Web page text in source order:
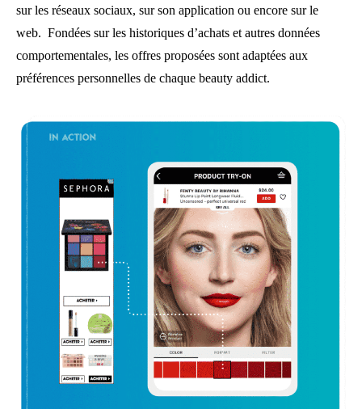
sur les réseaux sociaux, sur son application ou encore sur le
web. Fondées sur les historiques d’achats et autres données
comportementales, les offres proposées sont adaptées aux
préférences personnelles de chaque beauty addict.